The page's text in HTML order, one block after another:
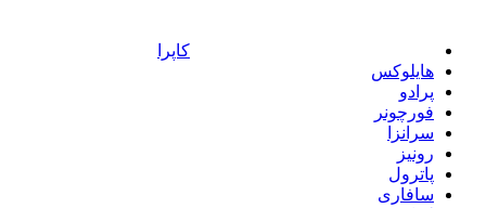
کاپرا
هایلوکس
پرادو
فورچونر
سرانزا
رونیز
پاترول
سافاری